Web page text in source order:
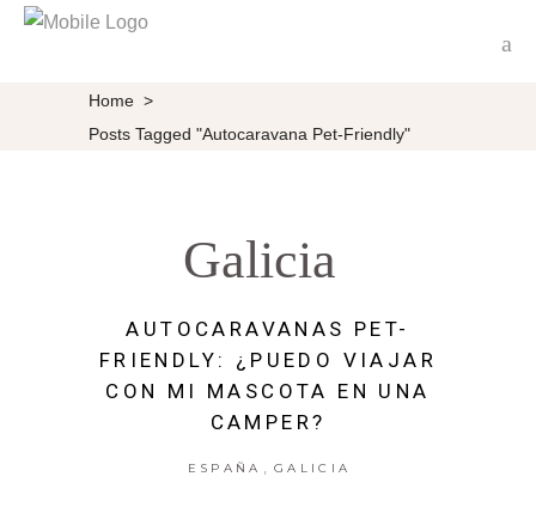
Home >
Posts Tagged "autocaravana Pet-Friendly"
Galicia
AUTOCARAVANAS PET-
FRIENDLY: ¿PUEDO VIAJAR
CON MI MASCOTA EN UNA
CAMPER?
ESPAÑA GALICIA